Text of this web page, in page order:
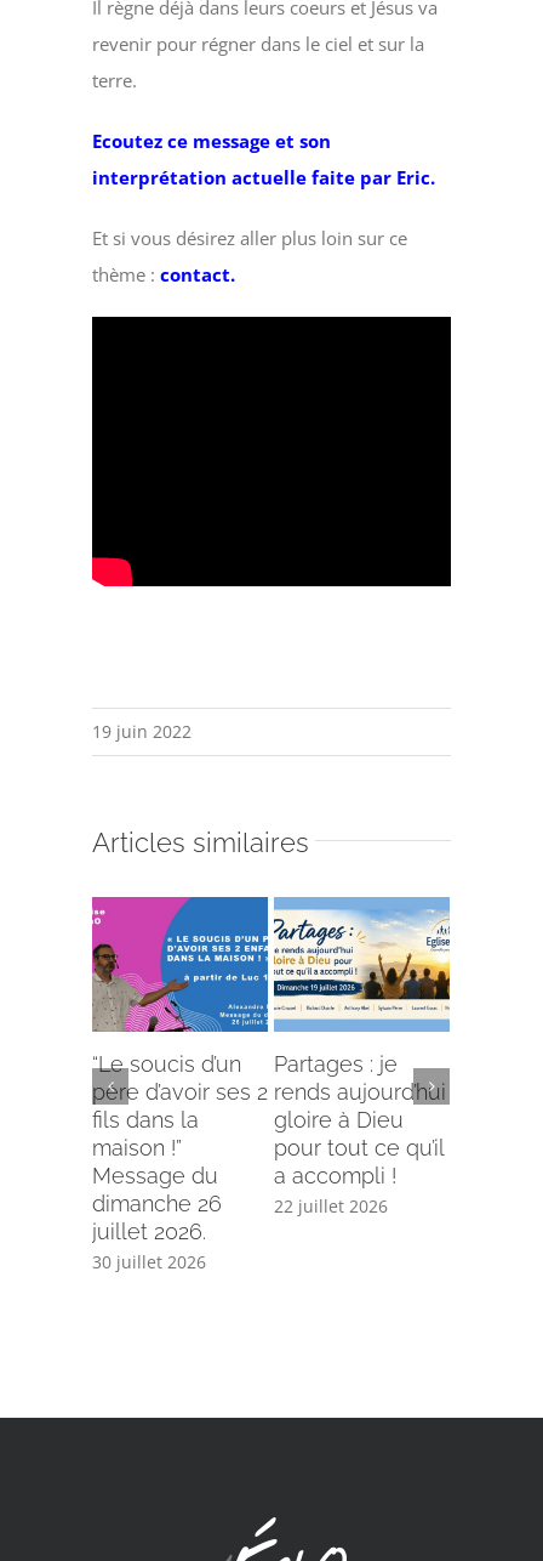
Il règne déjà dans leurs coeurs et Jésus va
revenir pour régner dans le ciel et sur la
terre.
Ecoutez ce message et son
interprétation actuelle faite par Eric.
Et si vous désirez aller plus loin sur ce
thème :contact.
19 juin 2022
Articles similaires
“Le soucis d’un
père d’avoir ses 2
fils dans la
maison !”
Message du
dimanche 26
juillet 2026.
30 juillet 2026
Partages : je
rends aujourd’hui
gloire à Dieu
pour tout ce qu’il
a accompli !
22 juillet 2026